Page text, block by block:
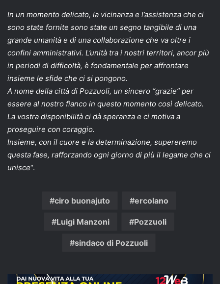
In un momento delicato, la vicinanza e l’assistenza che ci
sono state fornite sono state un segno tangibile di una
grande umanità e di una collaborazione che va oltre i
confini amministrativi. L’unità tra i nostri territori, ancor più
in periodi di difficoltà, è fondamentale per affrontare
insieme le sfide che ci si pongono.
A nome della città di Pozzuoli, un sincero “grazie” per
essere al nostro fianco in questo momento così delicato.
La vostra disponibilità ci dà speranza e ci motiva a
proseguire con coraggio.
Insieme, con il cuore e la determinazione, supereremo
questa fase, rafforzando ogni giorno di più il legame che ci
unisce“.
ciro buonajuto ercolano
Luigi Manzoni Pozzuoli
sindaco di Pozzuoli